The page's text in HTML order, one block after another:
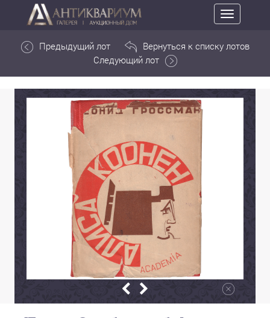
Toggle
navigation
Предыдущий лот
Вернуться к списку лотов
Следующий лот